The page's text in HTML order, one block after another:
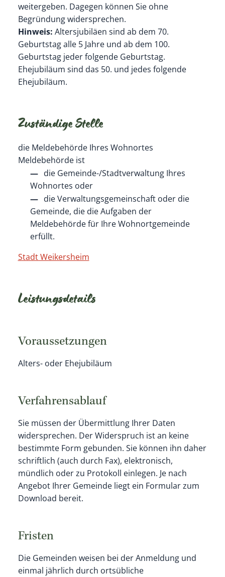
weitergeben. Dagegen können Sie ohne
Begründung widersprechen.
Hinweis: Altersjubiläen sind ab dem 70.
Geburtstag alle 5 Jahre und ab dem 100.
Geburtstag jeder folgende Geburtstag.
Ehejubiläum sind das 50. und jedes folgende
Ehejubiläum.
Zuständige Stelle
die Meldebehörde Ihres Wohnortes
Meldebehörde ist
die Gemeinde-/Stadtverwaltung Ihres
Wohnortes oder
die Verwaltungsgemeinschaft oder die
Gemeinde, die die Aufgaben der
Meldebehörde für Ihre Wohnortgemeinde
erfüllt.
Stadt Weikersheim
Leistungsdetails
Voraussetzungen
Alters- oder Ehejubiläum
Verfahrensablauf
Sie müssen der Übermittlung Ihrer Daten
widersprechen. Der Widerspruch ist an keine
bestimmte Form gebunden. Sie können ihn daher
schriftlich (auch durch Fax), elektronisch,
mündlich oder zu Protokoll einlegen. Je nach
Angebot Ihrer Gemeinde liegt ein Formular zum
Download bereit.
Fristen
Die Gemeinden weisen bei der Anmeldung und
einmal jährlich durch ortsübliche